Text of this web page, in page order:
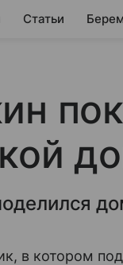
Статьи
в котором